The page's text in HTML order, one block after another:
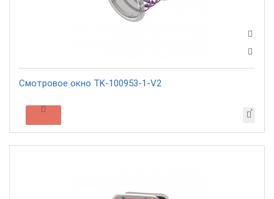
Смотровое окно TK-100953-1-V2